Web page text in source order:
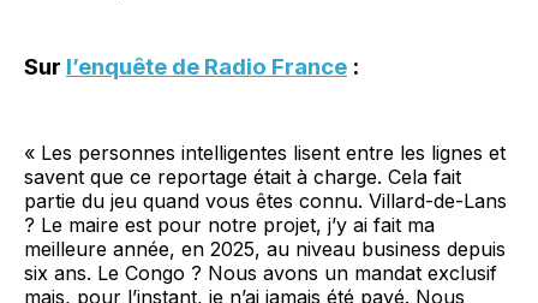
Sur l’enquête de Radio France :
« Les personnes intelligentes lisent entre les lignes et
savent que ce reportage était à charge. Cela fait
partie du jeu quand vous êtes connu. Villard-de-Lans
? Le maire est pour notre projet, j’y ai fait ma
meilleure année, en 2025, au niveau business depuis
six ans. Le Congo ? Nous avons un mandat exclusif
mais, pour l’instant, je n’ai jamais été payé. Nous